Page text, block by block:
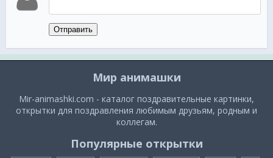
Отправить
Мир анимашки
Mir-animashki.com - каталог поздравительные картинки,
открытки для поздравления любимым друзьям, родным и
коллегам.
Популярные открытки